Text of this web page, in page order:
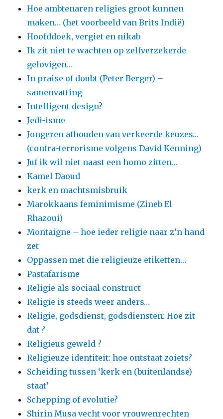
Hoe ambtenaren religies groot kunnen
maken… (het voorbeeld van Brits Indië)
Hoofddoek, vergiet en nikab
Ik zit niet te wachten op zelfverzekerde
gelovigen…
In praise of doubt (Peter Berger) –
samenvatting
Intelligent design?
Jedi-isme
Jongeren afhouden van verkeerde keuzes…
(contra-terrorisme volgens David Kenning)
Juf ik wil niet naast een homo zitten…
Kamel Daoud
kerk en machtsmisbruik
Marokkaans feminimisme (Zineb El
Rhazoui)
Montaigne – hoe ieder religie naar z’n hand
zet
Oppassen met die religieuze etiketten…
Pastafarisme
Religie als sociaal construct
Religie is steeds weer anders…
Religie, godsdienst, godsdiensten: Hoe zit
dat ?
Religieus geweld ?
Religieuze identiteit: hoe ontstaat zoiets?
Scheiding tussen ‘kerk en (buitenlandse)
staat’
Schepping of evolutie?
Shirin Musa vecht voor vrouwenrechten